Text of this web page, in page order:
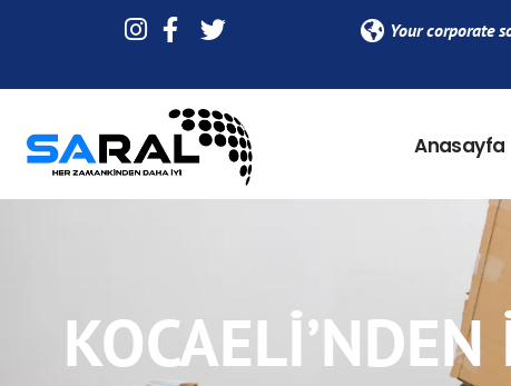
Your corporate
Anasayfa